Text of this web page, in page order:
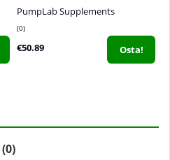
PumpLab Supplements
0
€50.89 Osta!
(0)